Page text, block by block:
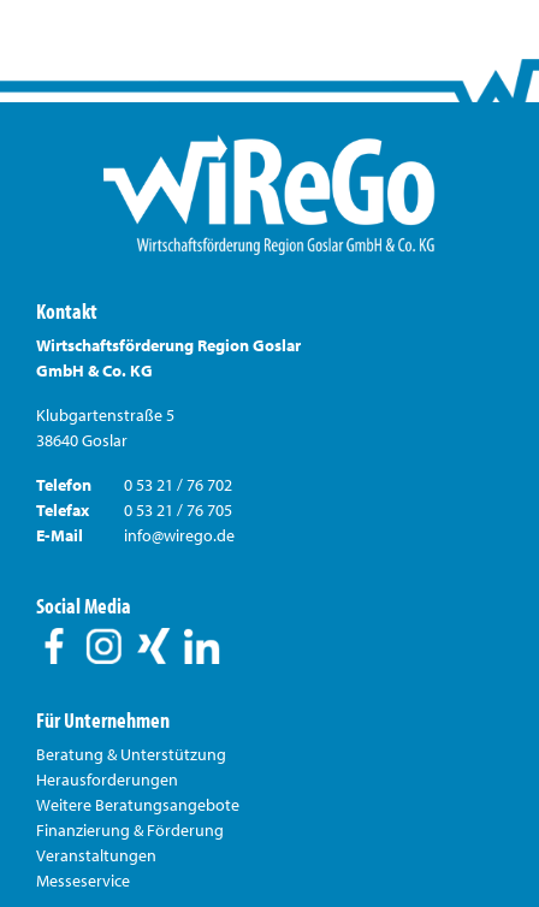
Kontakt
Wirtschaftsförderung Region Goslar
GmbH & Co. KG
Klubgartenstraße 5
38640 Goslar
Telefon
0 53 21 / 76 702
Telefax
0 53 21 / 76 705
E-Mail
info@wirego.de
Social Media
Für Unternehmen
Beratung & Unterstützung
Herausforderungen
Weitere Beratungsangebote
Finanzierung & Förderung
Veranstaltungen
Messeservice